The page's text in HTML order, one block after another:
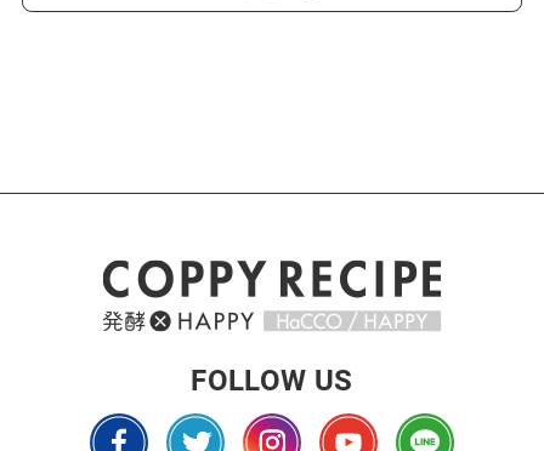
FOLLOW US